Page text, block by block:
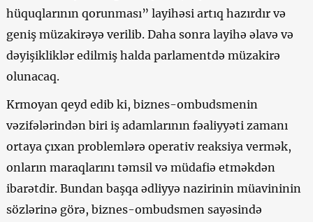
hüquqlarının qorunması” layihəsi artıq hazırdır və
geniş müzakirəyə verilib. Daha sonra layihə əlavə və
dəyişikliklər edilmiş halda parlamentdə müzakirə
olunacaq.
Krmoyan qeyd edib ki, biznes-ombudsmenin
vəzifələrindən biri iş adamlarının fəaliyyəti zamanı
ortaya çıxan problemlərə operativ reaksiya vermək,
onların maraqlarını təmsil və müdafiə etməkdən
ibarətdir. Bundan başqa ədliyyə nazirinin müavininin
sözlərinə görə, biznes-ombudsmen sayəsində